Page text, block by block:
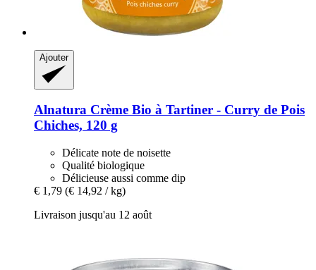
Ajouter
Alnatura Crème Bio à Tartiner -​ Curry de Pois
Chiches, 120 g
Délicate note de noisette
Qualité biologique
Délicieuse aussi comme dip
€ 1,79 (€ 14,92 / kg)
Livraison jusqu'au 12 août